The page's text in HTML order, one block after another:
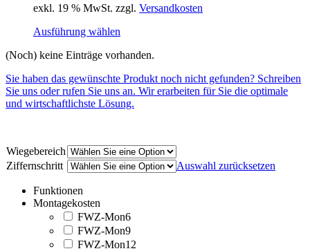
exkl. 19 % MwSt. zzgl. Versandkosten
Ausführung wählen
(Noch) keine Einträge vorhanden.
Sie haben das gewünschte Produkt noch nicht gefunden? Schreiben
Sie uns oder rufen Sie uns an. Wir erarbeiten für Sie die optimale
und wirtschaftlichste Lösung.
Wiegebereich
Ziffernschritt
Auswahl zurücksetzen
Funktionen
Montagekosten
FWZ-Mon6
FWZ-Mon9
FWZ-Mon12